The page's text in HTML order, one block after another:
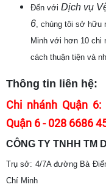
Đến với Dịch vụ
6 , chúng tôi sở hữu
Minh với hơn 10 chi
cách thuận tiện và
Thông tin liên hệ:
Chi nhánh Quận
Quận 6 - 028 6686
CÔNG TY TNHH TM
Trụ sở: 4/7A đường Bà
Chí Minh